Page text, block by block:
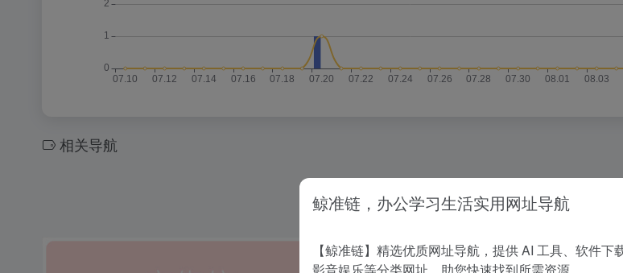
相关导航
没有相关内容!
鲸准链，办公学习生活实用网址导航
【鲸准链】精选优质网址导航，提供 AI 工具、软件下
影音娱乐等分类网址，助您快速找到所需资源。